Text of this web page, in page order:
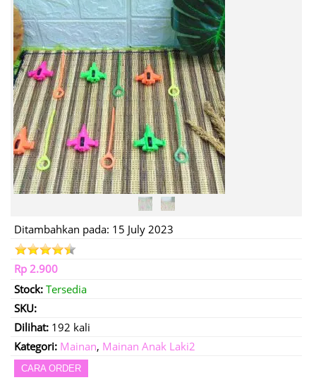
Ditambahkan pada: 15 July 2023
Rp 2.900
Stock: Tersedia
SKU:
Dilihat: 192 kali
Kategori: Mainan, Mainan Anak Laki2
CARA ORDER